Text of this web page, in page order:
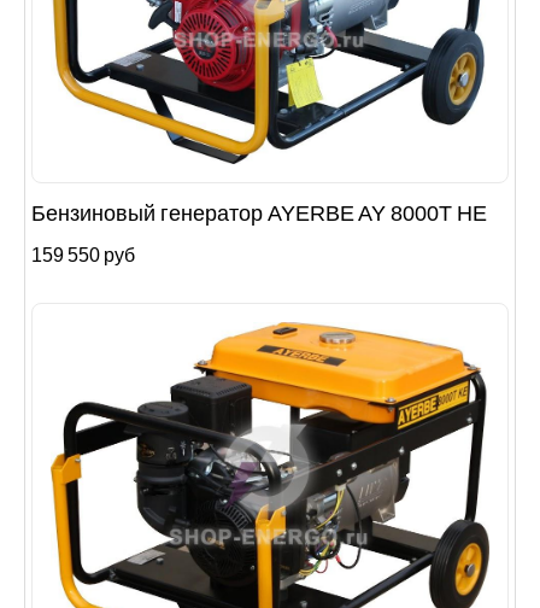
Бензиновый генератор AYERBE AY 8000T HE
159 550 руб